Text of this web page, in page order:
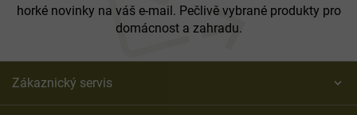
horké novinky na váš e-mail. Pečlivě vybrané produkty pro
domácnost a zahradu.
Zákaznický servis